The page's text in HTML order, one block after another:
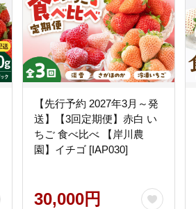
【先行予約 2027年3月～発
送】【3回定期便】赤白 い
ちご 食べ比べ 【岸川農
園】イチゴ [IAP030]
30,000円